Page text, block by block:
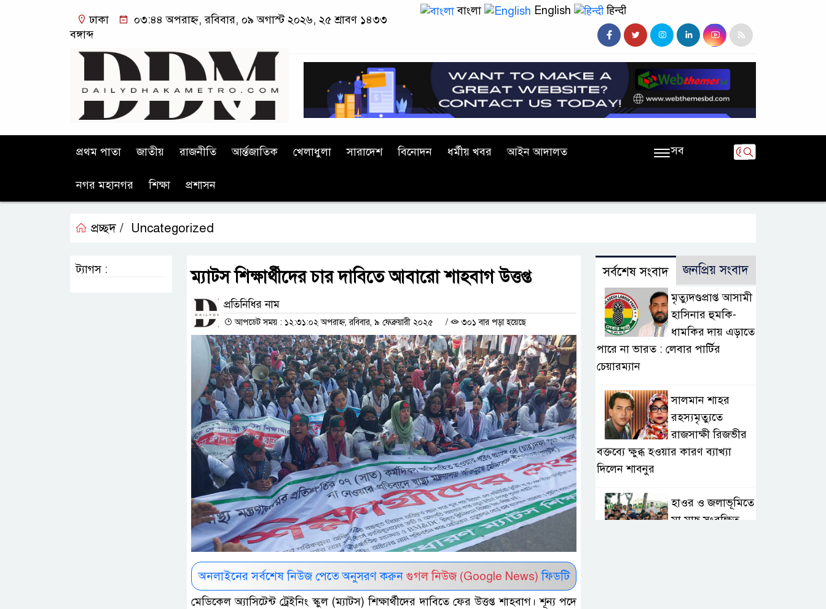
ঢাকা
০৩:৪৪ অপরাহ্ন, রবিবার, ০৯ অগাস্ট ২০২৬, ২৫ শ্রাবণ ১৪৩৩
বঙ্গাব্দ
বাংলা English हिन्दी
প্রথম পাতা জাতীয় রাজনীতি আর্ন্তজাতিক খেলাধুলা সারাদেশ বিনোদন ধর্মীয় খবর আইন আদালত
নগর মহানগর শিক্ষা প্রশাসন
সব
প্রচ্ছদ / Uncategorized
ম্যাটস শিক্ষার্থীদের চার দাবিতে আবারো শাহবাগ উত্তপ্ত
প্রতিনিধির নাম
আপডেট সময় : ১২:৩১:০২ অপরাহ্ন, রবিবার, ৯ ফেব্রুয়ারী ২০২৫ / ৩০১ বার পড়া হয়েছে
অনলাইনের সর্বশেষ নিউজ পেতে অনুসরণ করুন গুগল নিউজ (Google News) ফিডটি
মেডিকেল অ্যাসিটেন্ট ট্রেইনিং স্কুল (ম্যাটস) শিক্ষার্থীদের দাবিতে ফের উত্তপ্ত শাহবাগ। শূন্য পদে
ট্যাগস : সর্বশেষ সংবাদ জনপ্রিয় সংবাদ
মৃত্যুদণ্ডপ্রাপ্ত আসামী
হাসিনার হুমকি-
ধামকির দায় এড়াতে
পারে না ভারত : লেবার পার্টির
চেয়ারম্যান
সালমান শাহর
রহস্যমৃত্যুতে
রাজসাক্ষী রিজভীর
বক্তব্যে ক্ষুব্ধ হওয়ার কারণ ব্যাখ্যা
দিলেন শাবনুর
হাওর ও জলাভূমিতে
মা মাছ সংরক্ষিত